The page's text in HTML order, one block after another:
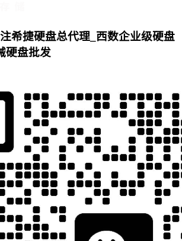
希捷硬盘总代理_西数企业级硬盘
硬盘批发